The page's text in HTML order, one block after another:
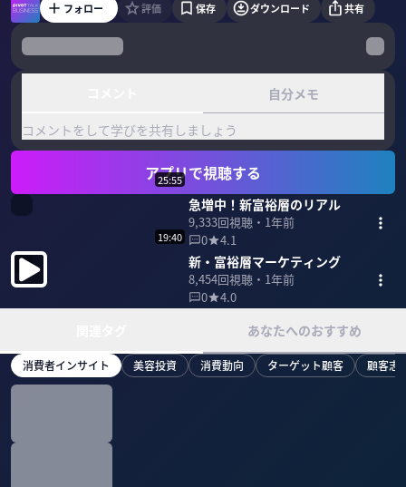
フォロー 評価 保存 ダウンロード 共有
自分メモ
コメントをして学びを共有しましょう
アプリで視聴する
25:55
急増中！新富裕層のリアル
9,333回視聴・ 1年前
0
4.1
19:40
新・富裕層マーケティング
8,454回視聴・ 1年前
0
4.0
あなたへのおすすめ
消費者インサイト 美容投資 消費動向 ターゲット顧客 顧客志